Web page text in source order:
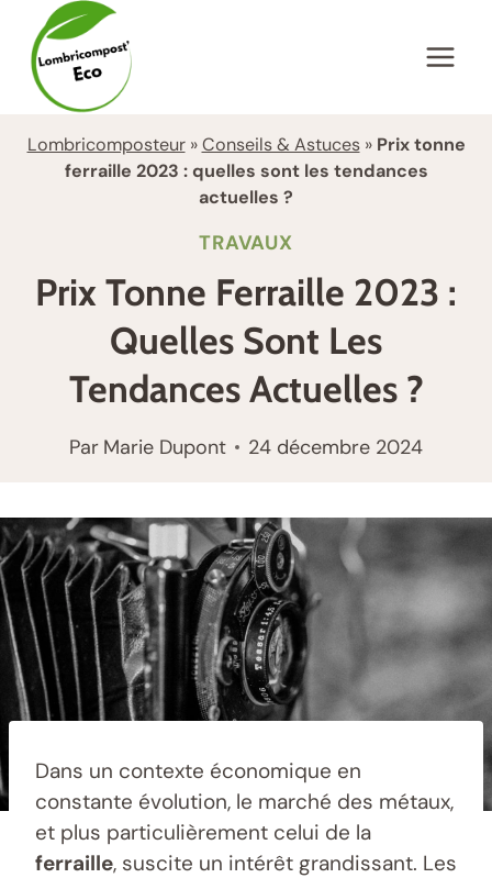
contenu
Lombricomposteur»Conseils & Astuces» Prix tonne
ferraille 2023 : quelles sont les tendances
actuelles ?
TRAVAUX
Prix Tonne Ferraille 2023 :
Quelles Sont Les
Tendances Actuelles ?
Par Marie Dupont 24 décembre 2024
Dans un contexte économique en
constante évolution, le marché des métaux,
et plus particulièrement celui de la
ferraille, suscite un intérêt grandissant. Les